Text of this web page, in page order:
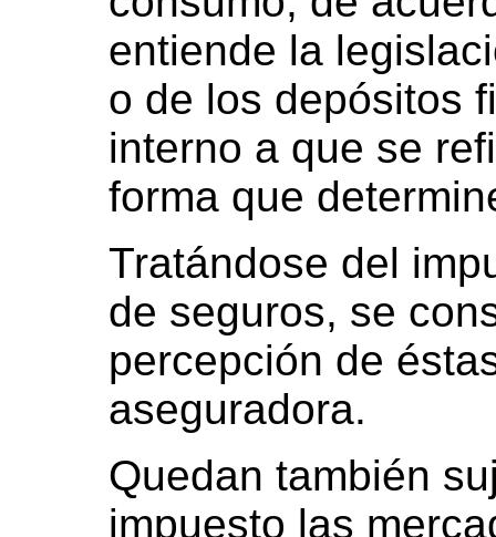
entiende la
o de los depósitos
interno a que se
forma que
Tratándose del
de seguros, se
percepción de
aseguradora.
Quedan también
impuesto las